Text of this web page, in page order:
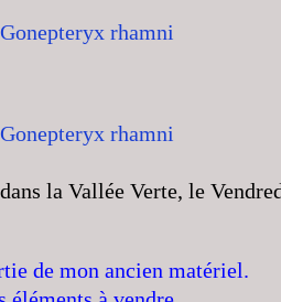
la Vallée Verte, le
de mon ancien matériel.